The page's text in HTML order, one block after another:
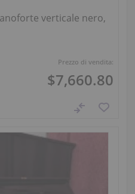
Prezzo di vendita:
$7,660.80
verticale nero,